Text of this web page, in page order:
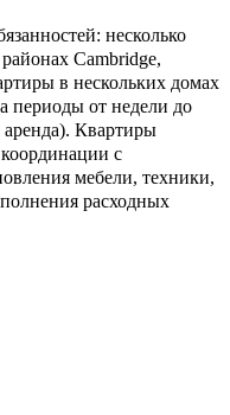
несколько
Cambridge,
в нескольких домах
периоды от недели до
аренда). Квартиры
с
мебели, техники,
расходных